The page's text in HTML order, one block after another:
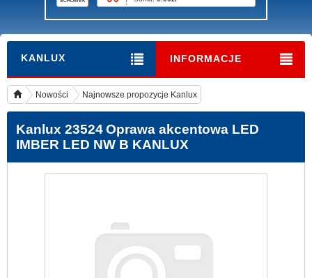
KANLUX INFORMACJE
Nowości Najnowsze propozycje Kanlux
Kanlux 23524Oprawa akcentowa LED
IMBER LED NW B KANLUX